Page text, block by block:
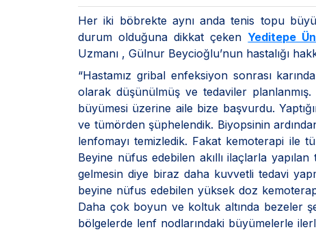
Her iki böbrekte aynı anda tenis topu
durum olduğuna dikkat çeken Yeditepe
Uzmanı , Gülnur Beycioğlu’nun hastalığı
“Hastamız gribal enfeksiyon sonrası
olarak düşünülmüş ve tedaviler
büyümesi üzerine aile bize başvurdu.
ve tümörden şüphelendik. Biyopsinin
lenfomayı temizledik. Fakat kemoterapi ile
Beyine nüfus edebilen akıllı ilaçlarla
gelmesin diye biraz daha kuvvetli tedavi
beyine nüfus edebilen yüksek doz
Daha çok boyun ve koltuk altında bezeler
bölgelerde lenf nodlarındaki büyümelerle